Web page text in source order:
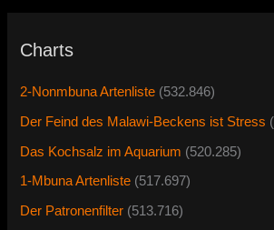
Charts
2-Nonmbuna Artenliste (532.846)
Der Feind des Malawi-Beckens ist Stress
Das Kochsalz im Aquarium (520.285)
1-Mbuna Artenliste (517.697)
Der Patronenfilter (513.716)